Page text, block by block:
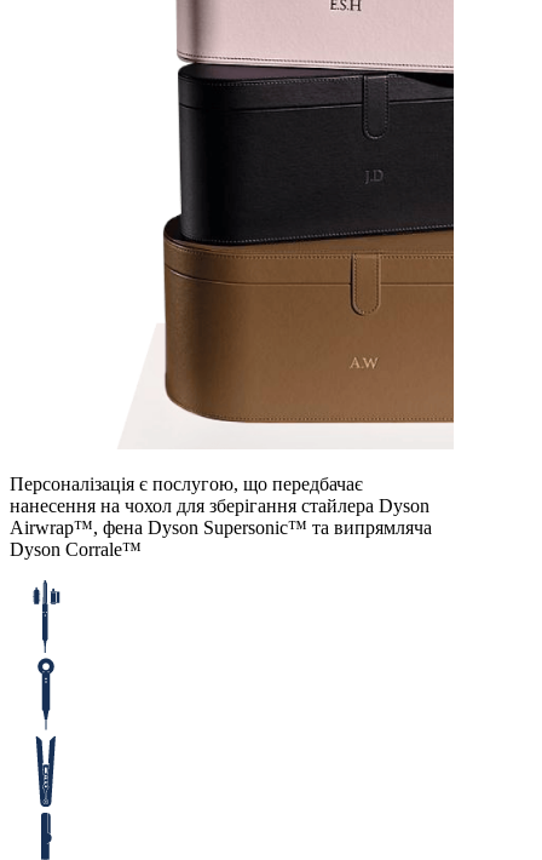
Персоналізація є послугою, що передбачає
нанесення на чохол для зберігання стайлера Dyson
Airwrap™, фена Dyson Supersonic™ та випрямляча
Dyson Corralе™